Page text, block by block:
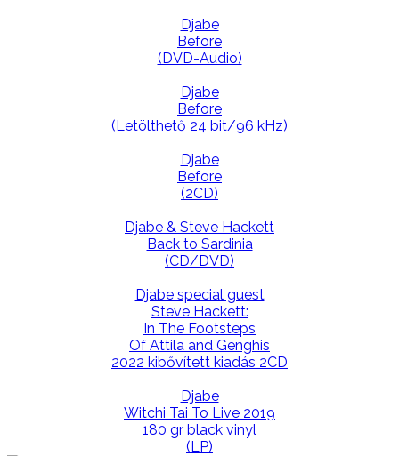
Djabe
Before
(DVD-Audio)
Djabe
Before
(Letölthető 24 bit/96 kHz)
Djabe
Before
(2CD)
Djabe & Steve Hackett
Back to Sardinia
(CD/DVD)
Djabe special guest
Steve Hackett:
In The Footsteps
Of Attila and Genghis
2022 kibővített kiadás 2CD
Djabe
Witchi Tai To Live 2019
180 gr black vinyl
(LP)